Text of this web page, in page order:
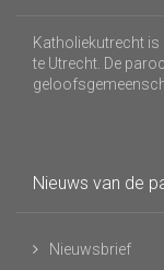
Katholiekutrecht
te Utrecht. De
Nieuws van de
Nieuwsbrief